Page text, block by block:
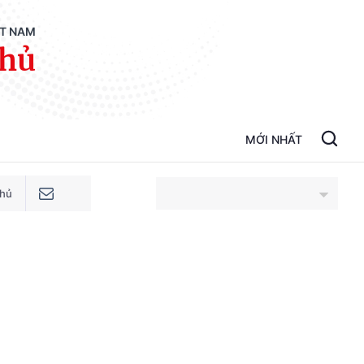
NAM
MỚI NHẤT